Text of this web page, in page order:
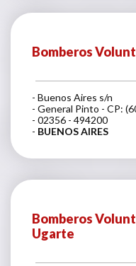
Bomberos
- Buenos Aires s/n
- General Pinto - CP:
- 02356 - 494200
- BUENOS AIRES
Bomberos
Ugarte